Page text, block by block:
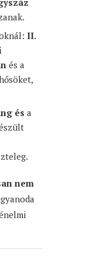
II.
és a
és a
nem